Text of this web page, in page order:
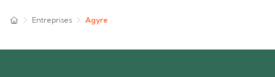
Entreprises Agyre